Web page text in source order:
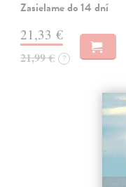
Zasielame do 14 dní
21,33 €
21,99 € ?